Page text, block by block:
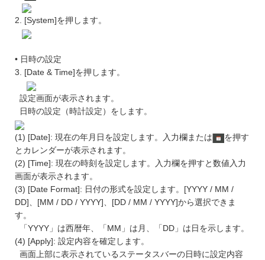
2. [System]を押します。
• 日時の設定
3. [Date & Time]を押します。
設定画面が表示されます。
日時の設定（時計設定）をします。
(1) [Date]: 現在の年月日を設定します。入力欄または
を押す
とカレンダーが表示されます。
(2) [Time]: 現在の時刻を設定します。入力欄を押すと数値入力
画面が表示されます。
(3) [Date Format]: 日付の形式を設定します。[YYYY / MM /
DD]、[MM / DD / YYYY]、[DD / MM / YYYY]から選択できま
す。
「YYYY」は西暦年、「MM」は月、「DD」は日を示します。
(4) [Apply]: 設定内容を確定します。
画面上部に表示されているステータスバーの日時に設定内容